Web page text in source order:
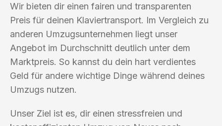
Wir bieten dir einen fairen und transparenten
Preis für deinen Klaviertransport. Im Vergleich zu
anderen Umzugsunternehmen liegt unser
Angebot im Durchschnitt deutlich unter dem
Marktpreis. So kannst du dein hart verdientes
Geld für andere wichtige Dinge während deines
Umzugs nutzen.
Unser Ziel ist es, dir einen stressfreien und